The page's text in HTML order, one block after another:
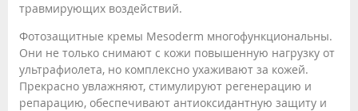
травмирующих воздействий.
Фотозащитные кремы Mesoderm многофункциональны.
Они не только снимают с кожи повышенную нагрузку от
ультрафиолета, но комплексно ухаживают за кожей.
Прекрасно увлажняют, стимулируют регенерацию и
репарацию, обеспечивают антиоксидантную защиту и